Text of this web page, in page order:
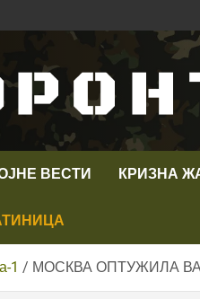
ФРОНТ
ВЕСТИ КРИЗНА
1 МОСКВА ОПТУЖИЛА